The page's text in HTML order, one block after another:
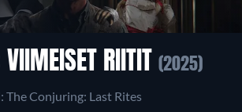
RIITIT (2025)
Conjuring: Last Rites